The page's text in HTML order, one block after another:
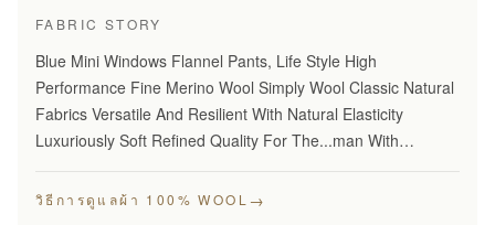
FABRIC STORY
Blue Mini Windows Flannel Pants, Life Style High
Performance Fine Merino Wool Simply Wool Classic Natural
Fabrics Versatile And Resilient With Natural Elasticity
Luxuriously Soft Refined Quality For The...man With
Stylish…
วิธีการดูแลผ้า 100% WOOL →